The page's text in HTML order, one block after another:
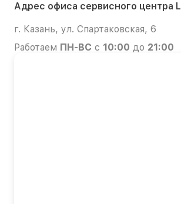
Адрес офиса сервисного центра
г. Казань, ул. Спартаковская, 6
Работаем ПН-ВС с 10:00 до 21:00